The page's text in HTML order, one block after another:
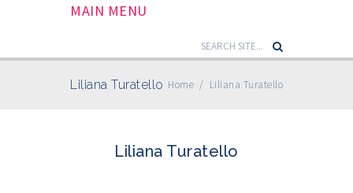
MAIN MENU
Liliana Turatello Home / Liliana Turatello
Liliana Turatello